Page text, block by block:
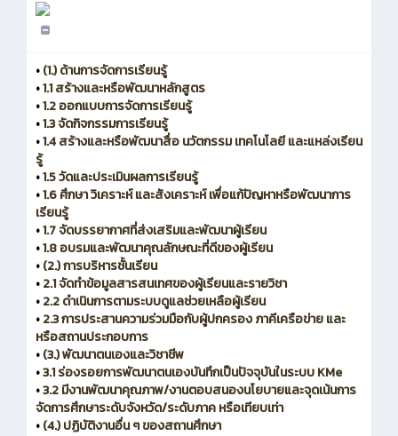
•(1.) ด้านการจัดการเรียนรู้
•1.1 สร้างและหรือพัฒนาหลักสูตร
•1.2 ออกแบบการจัดการเรียนรู้
•1.3 จัดกิจกรรมการเรียนรู้
•1.4 สร้างและหรือพัฒนาสื่อ นวัตกรรม เทคโนโลยี และแหล่งเรียน
รู้
•1.5 วัดและประเมินผลการเรียนรู้
•1.6 ศึกษา วิเคราะห์ และสังเคราะห์ เพื่อแก้ปัญหาหรือพัฒนาการ
เรียนรู้
•1.7 จัดบรรยากาศที่ส่งเสริมและพัฒนาผู้เรียน
•1.8 อบรมและพัฒนาคุณลักษณะที่ดีของผู้เรียน
•(2.) การบริหารชั้นเรียน
•2.1 จัดทำข้อมูลสารสนเทศของผู้เรียนและรายวิชา
•2.2 ดำเนินการตามระบบดูแลช่วยเหลือผู้เรียน
•2.3 การประสานความร่วมมือกับผู้ปกครอง ภาคีเครือข่าย และ
หรือสถานประกอบการ
•(3.) พัฒนาตนเองและวิชาชีพ
•3.1 ร่องรอยการพัฒนาตนเองบันทึกเป็นปัจจุบันในระบบ KMe
•3.2 มีงานพัฒนาคุณภาพ/งานตอบสนองนโยบายและจุดเน้นการ
จัดการศึกษาระดับจังหวัด/ระดับภาค หรือเทียบเท่า
•(4.) ปฏิบัติงานอื่น ๆ ของสถานศึกษา